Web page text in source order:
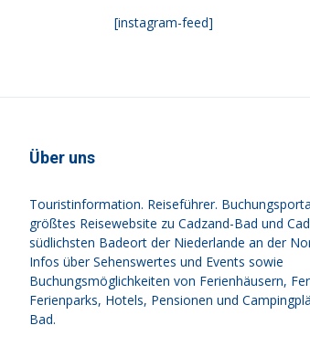
[instagram-feed]
Über uns
Touristinformation. Reiseführer.
größtes Reisewebsite zu Cadzand-Bad und
südlichsten Badeort der Niederlande an der
Infos über Sehenswertes und Events sowie
Buchungsmöglichkeiten von Ferienhäusern,
Ferienparks, Hotels, Pensionen und
Bad.